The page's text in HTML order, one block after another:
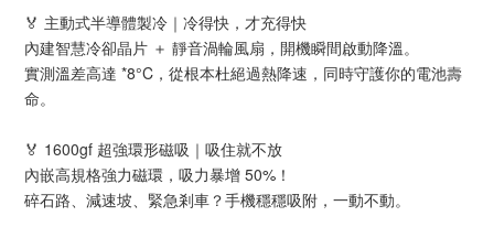
🏅 主動式半導體製冷｜冷得快，才充得快
內建智慧冷卻晶片 ＋ 靜音渦輪風扇，開機瞬間啟動降溫。
實測溫差高達 *8°C，從根本杜絕過熱降速，同時守護你的電池壽
命。
🏅 1600gf 超強環形磁吸｜吸住就不放
內嵌高規格強力磁環，吸力暴增 50%！
碎石路、減速坡、緊急剎車？手機穩穩吸附，一動不動。